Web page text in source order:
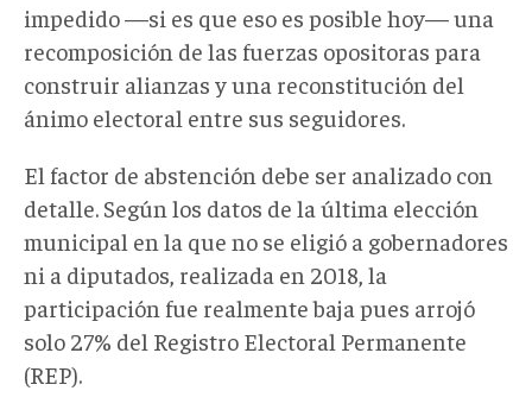
impedido —si es que eso es posible hoy— una
recomposición de las fuerzas opositoras para
construir alianzas y una reconstitución del
ánimo electoral entre sus seguidores.
El factor de abstención debe ser analizado con
detalle. Según los datos de la última elección
municipal en la que no se eligió a gobernadores
ni a diputados, realizada en 2018, la
participación fue realmente baja pues arrojó
solo 27% del Registro Electoral Permanente
(REP).